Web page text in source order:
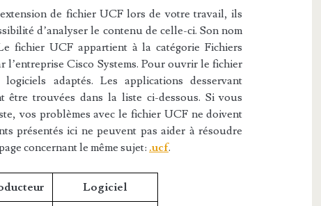
de fichier UCF lors de votre travail, ils
d’analyser le contenu de celle-ci. Son nom
fichier UCF appartient à la catégorie Fichiers
l’entreprise Cisco Systems. Pour ouvrir le fichier
adaptés. Les applications desservant
être trouvées dans la liste ci-dessous. Si vous
vos problèmes avec le fichier UCF ne doivent
présentés ici ne peuvent pas aider à résoudre
concernant le même sujet: .ucf.
Logiciel